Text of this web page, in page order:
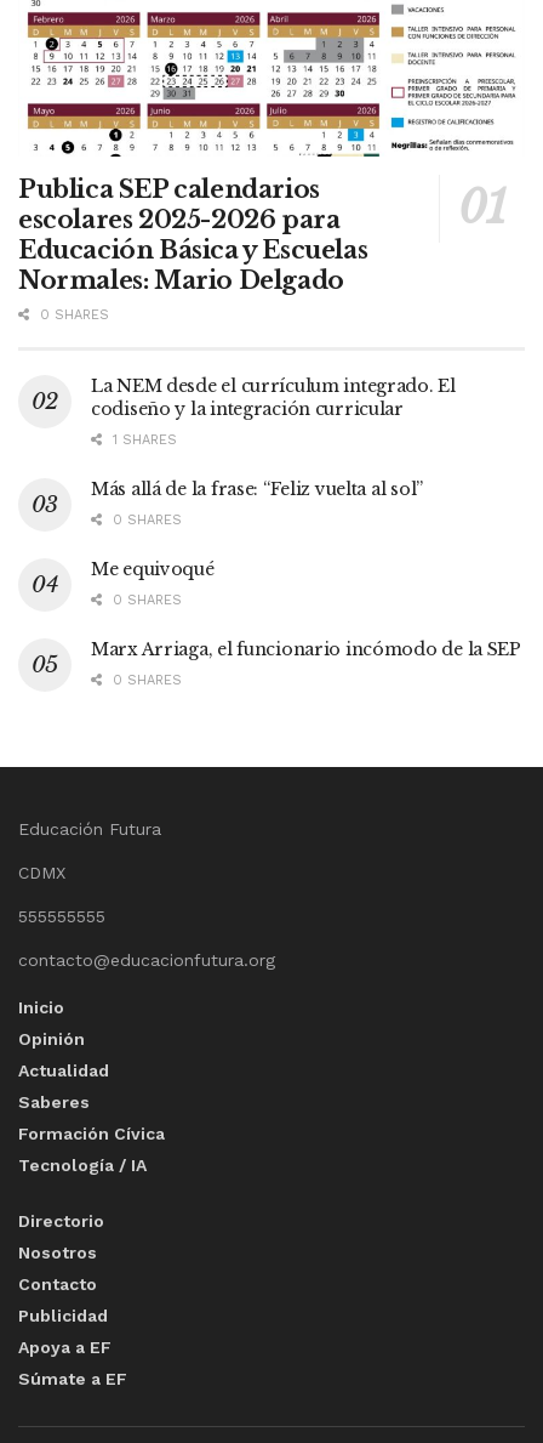
Publica SEP calendarios
escolares 2025-2026 para
Educación Básica y Escuelas
Normales: Mario Delgado
0 SHARES
La NEM desde el currículum integrado. El
codiseño y la integración curricular
1 SHARES
Más allá de la frase: “Feliz vuelta al sol”
0 SHARES
Me equivoqué
0 SHARES
Marx Arriaga, el funcionario incómodo de la SEP
0 SHARES
Educación Futura
CDMX
555555555
contacto@educacionfutura.org
Inicio
Opinión
Actualidad
Saberes
Formación Cívica
Tecnología / IA
Directorio
Nosotros
Contacto
Publicidad
Apoya a EF
Súmate a EF